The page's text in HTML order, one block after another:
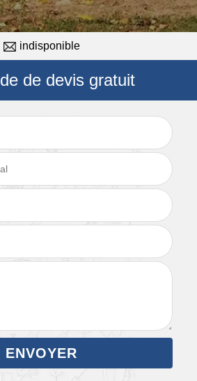
indisponible
de devis gratuit